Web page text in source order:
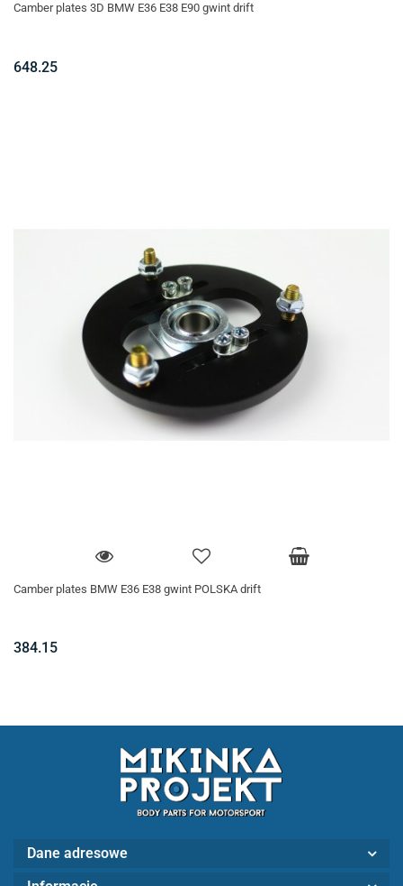
Camber plates 3D BMW E36 E38 E90 gwint drift
648.25
Camber plates BMW E36 E38 gwint POLSKA drift
384.15
Dane adresowe